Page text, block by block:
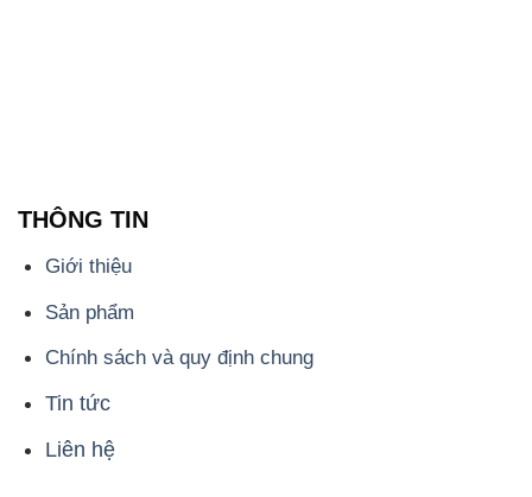
THÔNG TIN
Giới thiệu
Sản phẩm
Chính sách và quy định chung
Tin tức
Liên hệ